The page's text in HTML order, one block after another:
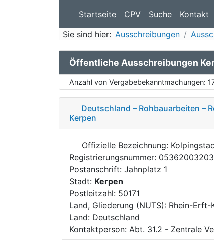
Startseite CPV Suche Kontakt
Sie sind hier: Ausschreibungen
Öffentliche Ausschreibungen
Anzahl von Vergabebekanntmachungen:
Deutschland – Rohbauarbeiten –
Kerpen
Offizielle Bezeichnung:
Registrierungsnummer:
Postanschrift: Jahnplatz 1
Stadt: Kerpen
Postleitzahl: 50171
Land, Gliederung (NUTS): Rhein-Erft-
Land: Deutschland
Kontaktperson: Abt. 31.2 - Zentrale